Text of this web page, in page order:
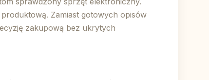
Zamiast gotowych opisów
zakupową bez ukrytych